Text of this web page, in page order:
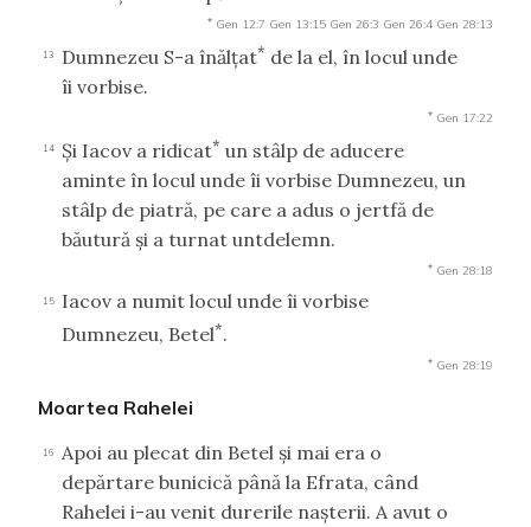
* Gen 12:7 Gen 13:15 Gen 26:3 Gen 26:4 Gen 28:13
13 Dumnezeu S-a înălţat* de la el, în locul unde
îi vorbise.
* Gen 17:22
14 Şi Iacov a ridicat* un stâlp de aducere
aminte în locul unde îi vorbise Dumnezeu, un
stâlp de piatră, pe care a adus o jertfă de
băutură şi a turnat untdelemn.
* Gen 28:18
15
Iacov a numit locul unde îi vorbise
Dumnezeu, Betel*.
* Gen 28:19
Moartea Rahelei
16
Apoi au plecat din Betel şi mai era o
depărtare bunicică până la Efrata, când
Rahelei i-au venit durerile naşterii. A avut o